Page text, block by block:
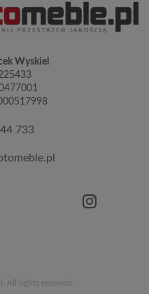
Wyskiel
733
rights reserved.